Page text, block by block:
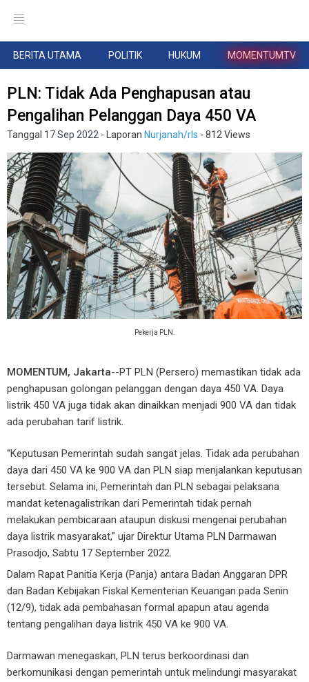
BERITA UTAMA POLITIK HUKUM MOMENTUMTV
PLN: Tidak Ada Penghapusan atau
Pengalihan Pelanggan Daya 450 VA
Tanggal 17 Sep 2022 - Laporan Nurjanah/rls - 812 Views
Pekerja PLN.
MOMENTUM, Jakarta--PT PLN (Persero) memastikan tidak ada
penghapusan golongan pelanggan dengan daya 450 VA. Daya
listrik 450 VA juga tidak akan dinaikkan menjadi 900 VA dan tidak
ada perubahan tarif listrik.
“Keputusan Pemerintah sudah sangat jelas. Tidak ada perubahan
daya dari 450 VA ke 900 VA dan PLN siap menjalankan keputusan
tersebut. Selama ini, Pemerintah dan PLN sebagai pelaksana
mandat ketenagalistrikan dari Pemerintah tidak pernah
melakukan pembicaraan ataupun diskusi mengenai perubahan
daya listrik masyarakat,” ujar Direktur Utama PLN Darmawan
Prasodjo, Sabtu 17 September 2022.
Dalam Rapat Panitia Kerja (Panja) antara Badan Anggaran DPR
dan Badan Kebijakan Fiskal Kementerian Keuangan pada Senin
(12/9), tidak ada pembahasan formal apapun atau agenda
tentang pengalihan daya listrik 450 VA ke 900 VA.
Darmawan menegaskan, PLN terus berkoordinasi dan
berkomunikasi dengan pemerintah untuk melindungi masyarakat